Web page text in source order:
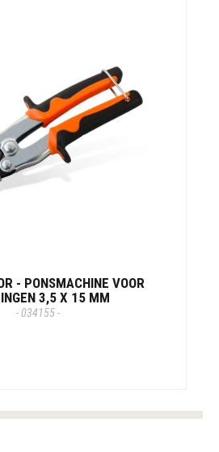
- PONSMACHINE VOOR
3,5 X 15 MM
- 034155 -